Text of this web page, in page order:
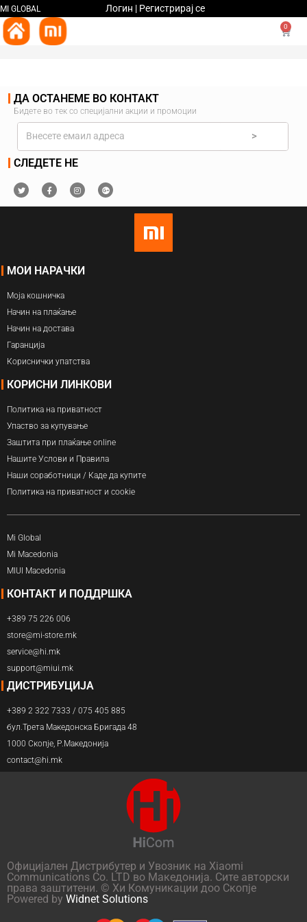
MI GLOBAL Логин | Регистрирај се
0
ДА ОСТАНЕМЕ ВО КОНТАКТ
Бидете во тек со специјални акции и промоции
>
СЛЕДЕТЕ НЕ
МОИ НАРАЧКИ
Моја кошничка
Начин на плаќање
Начин на достава
Гаранција
Кориснички упатства
КОРИСНИ ЛИНКОВИ
Политика на приватност
Упаство за купување
Заштита при плаќање online
Нашите Услови и Правила
Наши соработници / Каде да купите
Политика на приватност и cookie
Mi Global
Mi Macedonia
MIUI Macedonia
КОНТАКТ И ПОДДРШКА
+389 75 226 006
store@mi-store.mk
service@hi.mk
support@miui.mk
ДИСТРИБУЦИЈА
+389 2 322 7333 / 075 405 885
бул.Трета Македонска Бригада 48
1000 Скопје, Р.Македонија
contact@hi.mk
Официјален Дистрибутер и Увозник на Xiaomi
Communications Co. LTD во Македонија. Сите авторски
права заштитени. © Хи Комуникации доо Скопје
Powered by Widnet Solutions